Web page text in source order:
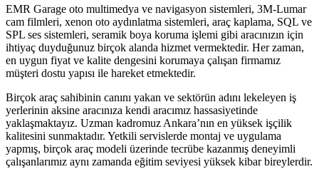
EMR Garage oto multimedya ve navigasyon sistemleri, 3M-Lumar
cam filmleri, xenon oto aydınlatma sistemleri, araç kaplama, SQL ve
SPL ses sistemleri, seramik boya koruma işlemi gibi aracınızın için
ihtiyaç duyduğunuz birçok alanda hizmet vermektedir. Her zaman,
en uygun fiyat ve kalite dengesini korumaya çalışan firmamız
müşteri dostu yapısı ile hareket etmektedir.
Birçok araç sahibinin canını yakan ve sektörün adını lekeleyen iş
yerlerinin aksine aracınıza kendi aracımız hassasiyetinde
yaklaşmaktayız. Uzman kadromuz Ankara’nın en yüksek işçilik
kalitesini sunmaktadır. Yetkili servislerde montaj ve uygulama
yapmış, birçok araç modeli üzerinde tecrübe kazanmış deneyimli
çalışanlarımız aynı zamanda eğitim seviyesi yüksek kibar bireylerdir.